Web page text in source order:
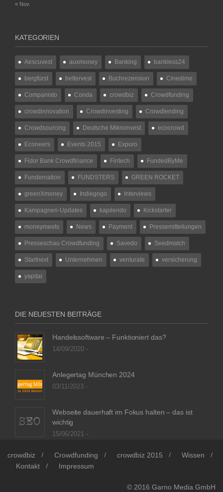
« Nov.
KATEGORIEN
Aescuvest auxmoney Banking bankless24
bergfürst bettervest Buchrezension Cinedime
Companisto Conda crowdbiz Crowdfunding
crowdinnovation Crowdinvesting Crowdlending
Crowdsourcing Deutsche Mikroinvest ecocrowd
Econeers Events 2015 Exporo
Fidor Bank Crowdfinance Fintech FundedByMe
Fundernation FUNDSTERS GREEN ROCKET
greenXmoney Indiegogo Interviews
Kampagnen-Updates kapilendo Kickstarter
moneymeets News Payment Pressemitteilungen
Presseschau Crowdfunding Savedo Seedmatch
Startnext Unternehmen venturate versicherung
yapital
DIE NEUESTEN BEITRÄGE
Handelssoftware – Funktioniert das?
14/09/2020 -
Anlegertag München 2024
03/11/2023 -
Webseite dauerhaft im Fokus halten – das ist
wichtig
15/06/2021 -
crowdbiz Crowdfunding crowdbiz 2015
Wissen
Kontakt
Impressum
© 2016 Garno Media GmbH